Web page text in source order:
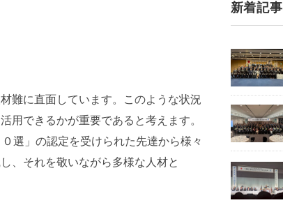
難に直面しています。このような状況
用できるかが重要であると考えます。
選」の認定を受けられた先達から様々
、それを敬いながら多様な人材と
新着記事